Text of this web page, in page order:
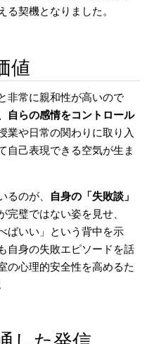
契機となりました。
値
非常に親和性が高いので
自らの感情をコントロール
業や日常の関わりに取り入
自己表現できる空気が生ま
るのが、
自身の「失敗談」
完璧ではない姿を見せ、
ばいい」という背中を示
自身の失敗エピソードを話
の心理的安全性を高めるた